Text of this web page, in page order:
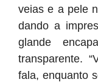
veias e a pele
dando a
glande
transparente.
fala, enquanto